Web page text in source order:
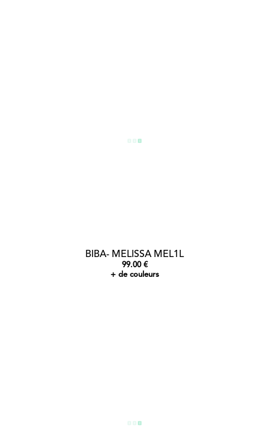
BIBA- MELISSA MEL1L
99.00 €
+ de couleurs